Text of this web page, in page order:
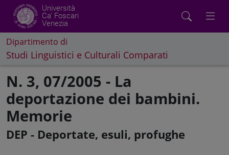
Università
Ca' Foscari
Venezia
Dipartimento di
Studi Linguistici e Culturali Comparati
N. 3, 07/2005 - La
deportazione dei bambini.
Memorie
DEP - Deportate, esuli, profughe